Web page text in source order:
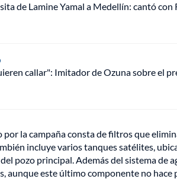
de Lamine Yamal a Medellín: cantó
callar": Imitador de Ozuna sobre el
la campaña consta de filtros que
incluye varios tanques satélites,
pozo principal. Además del sistema
aunque este último componente no